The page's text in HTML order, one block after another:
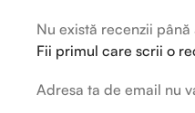
Nu există recenzii până
Fii primul care scrii o
Adresa ta de email nu